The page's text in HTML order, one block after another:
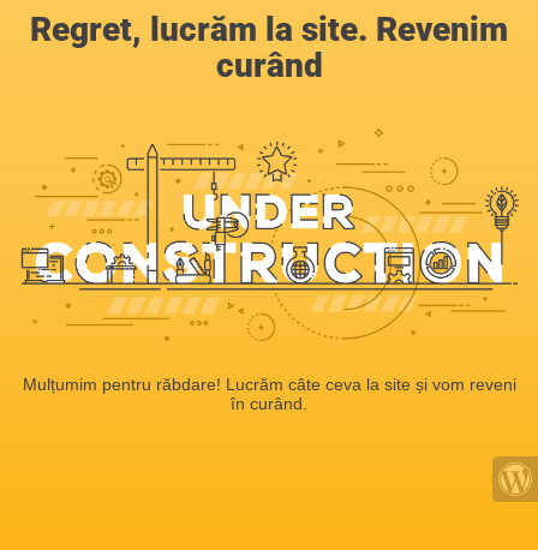
Regret, lucrăm la site. Revenim
curând
Mulțumim pentru răbdare! Lucrăm câte ceva la site și vom reveni
în curând.